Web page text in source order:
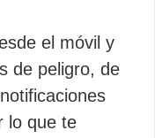
el móvil y
de peligro, de
lo que te